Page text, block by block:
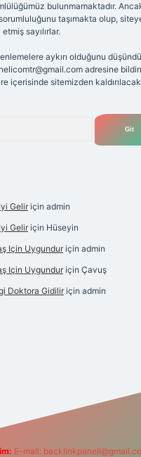
bulunmamaktadır.
taşımakta olup,
sayılırlar.
aykırı olduğunu
adresine
içerisinde sitemizden
Gelir için admin
Gelir için Hüseyin
Için Uygundur için admin
Için Uygundur için Çavuş
Doktora Gidilir için admin
E-mail: